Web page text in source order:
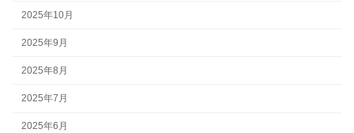
2025年10月
2025年9月
2025年8月
2025年7月
2025年6月